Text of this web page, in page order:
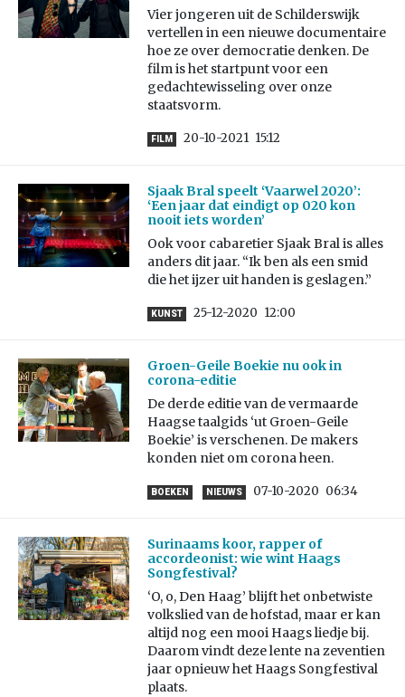
Vier jongeren uit de Schilderswijk
vertellen in een nieuwe documentaire
hoe ze over democratie denken. De
film is het startpunt voor een
gedachtewisseling over onze
staatsvorm.
FILM 20-10-2021 15:12
Sjaak Bral speelt ‘Vaarwel 2020’:
‘Een jaar dat eindigt op 020 kon
nooit iets worden’
Ook voor cabaretier Sjaak Bral is alles
anders dit jaar. “Ik ben als een smid
die het ijzer uit handen is geslagen.”
KUNST 25-12-2020 12:00
Groen-Geile Boekie nu ook in
corona-editie
De derde editie van de vermaarde
Haagse taalgids ‘ut Groen-Geile
Boekie’ is verschenen. De makers
konden niet om corona heen.
BOEKEN NIEUWS 07-10-2020 06:34
Surinaams koor, rapper of
accordeonist: wie wint Haags
Songfestival?
‘O, o, Den Haag’ blijft het onbetwiste
volkslied van de hofstad, maar er kan
altijd nog een mooi Haags liedje bij.
Daarom vindt deze lente na zeventien
jaar opnieuw het Haags Songfestival
plaats.